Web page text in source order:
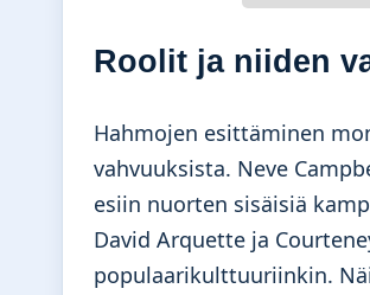
Roolit ja niiden
Hahmojen esittäminen
vahvuuksista. Neve
esiin nuorten sisäisiä
David Arquette ja
populaarikulttuuriinkin.